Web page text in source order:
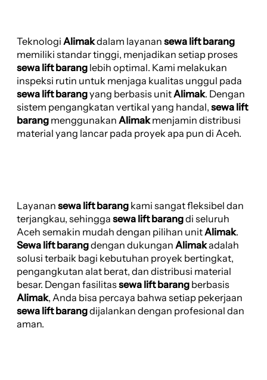
Teknologi Alimakdalam layanan sewa lift barang
memiliki standar tinggi, menjadikan setiap proses
sewa lift barang lebih optimal. Kami melakukan
inspeksi rutin untuk menjaga kualitas unggul pada
sewa lift barangyang berbasis unitAlimak. Dengan
sistem pengangkatan vertikal yang handal, sewa lift
barang menggunakan Alimakmenjamin distribusi
material yang lancar pada proyek apa pun di Aceh.
Layanan sewa lift barang kami sangat fleksibel dan
terjangkau, sehingga sewa lift barangdi seluruh
Aceh semakin mudah dengan pilihan unit Alimak.
Sewa lift barangdengan dukungan Alimakadalah
solusi terbaik bagi kebutuhan proyek bertingkat,
pengangkutan alat berat, dan distribusi material
besar. Dengan fasilitassewa lift barang berbasis
Alimak, Anda bisa percaya bahwa setiap pekerjaan
sewa lift barangdijalankan dengan profesional dan
aman.